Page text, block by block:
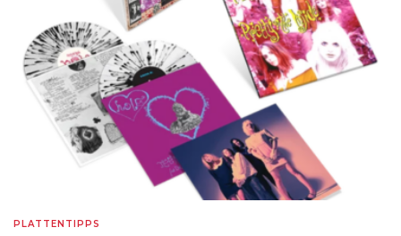
PLATTENTIPPS